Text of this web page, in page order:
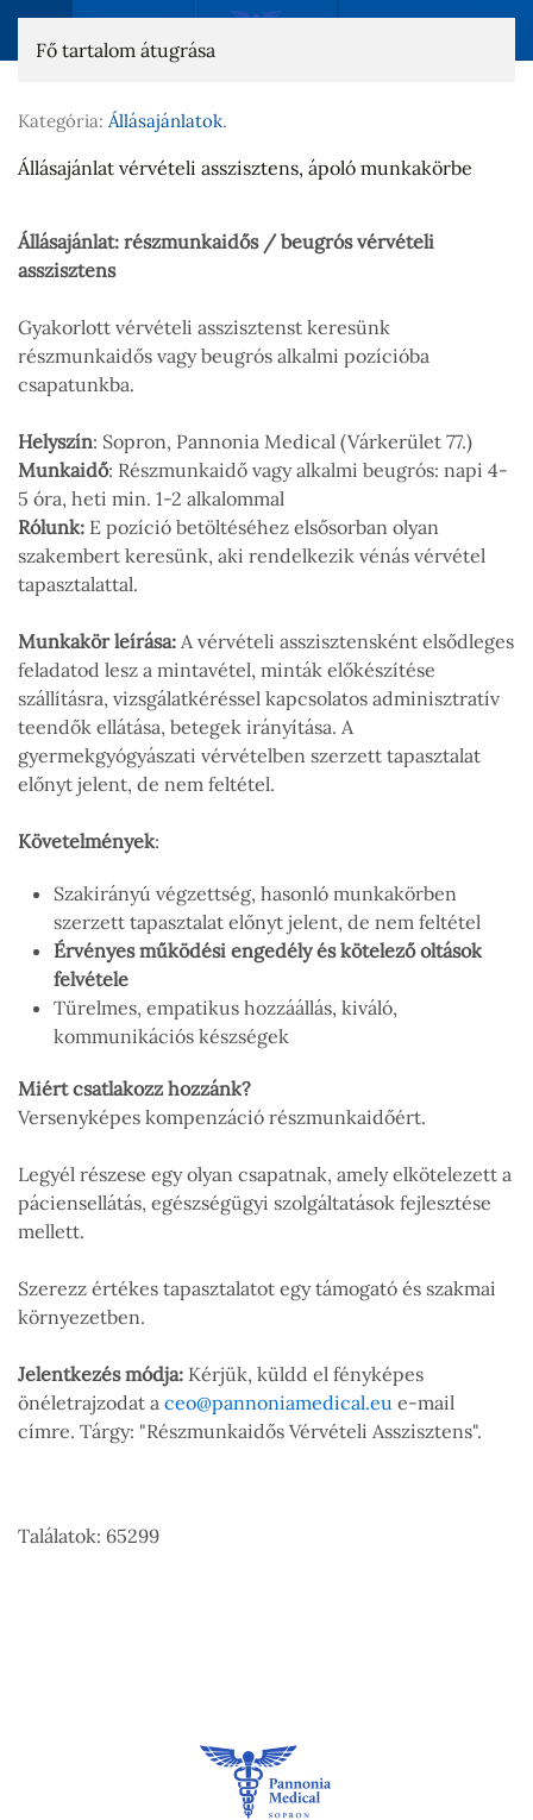
Fő tartalom átugrása
Kategória: Állásajánlatok.
Állásajánlat vérvételi asszisztens, ápoló munkakörbe
Állásajánlat: részmunkaidős / beugrós vérvételi
asszisztens
Gyakorlott vérvételi asszisztenst keresünk
részmunkaidős vagy beugrós alkalmi pozícióba
csapatunkba.
Helyszín: Sopron, Pannonia Medical (Várkerület 77.)
Munkaidő: Részmunkaidő vagy alkalmi beugrós: napi 4-
5 óra, heti min. 1-2 alkalommal
Rólunk: E pozíció betöltéséhez elsősorban olyan
szakembert keresünk, aki rendelkezik vénás vérvétel
tapasztalattal.
Munkakör leírása: A vérvételi asszisztensként elsődleges
feladatod lesz a mintavétel, minták előkészítése
szállításra, vizsgálatkéréssel kapcsolatos adminisztratív
teendők ellátása, betegek irányítása. A
gyermekgyógyászati vérvételben szerzett tapasztalat
előnyt jelent, de nem feltétel.
Követelmények:
Szakirányú végzettség, hasonló munkakörben
szerzett tapasztalat előnyt jelent, de nem feltétel
Érvényes működési engedély és kötelező oltások
felvétele
Türelmes, empatikus hozzáállás, kiváló,
kommunikációs készségek
Miért csatlakozz hozzánk?
Versenyképes kompenzáció részmunkaidőért.
Legyél részese egy olyan csapatnak, amely elkötelezett a
páciensellátás, egészségügyi szolgáltatások fejlesztése
mellett.
Szerezz értékes tapasztalatot egy támogató és szakmai
környezetben.
Jelentkezés módja: Kérjük, küldd el fényképes
önéletrajzodat a ceo@pannoniamedical.eu e-mail
címre. Tárgy: "Részmunkaidős Vérvételi Asszisztens".
Találatok: 65299